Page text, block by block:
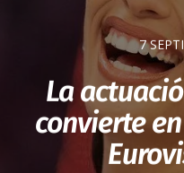
7
La
convierte